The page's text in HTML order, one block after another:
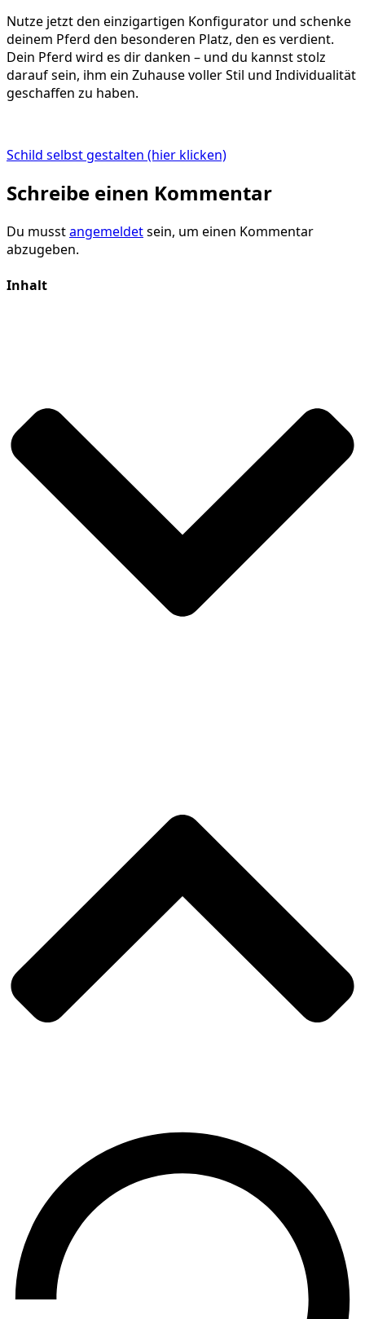
Nutze jetzt den einzigartigen Konfigurator und schenke
deinem Pferd den besonderen Platz, den es verdient.
Dein Pferd wird es dir danken – und du kannst stolz
darauf sein, ihm ein Zuhause voller Stil und Individualität
geschaffen zu haben.
Schild selbst gestalten (hier klicken)
Schreibe einen Kommentar
Du musstangemeldetsein, um einen Kommentar
abzugeben.
Inhalt